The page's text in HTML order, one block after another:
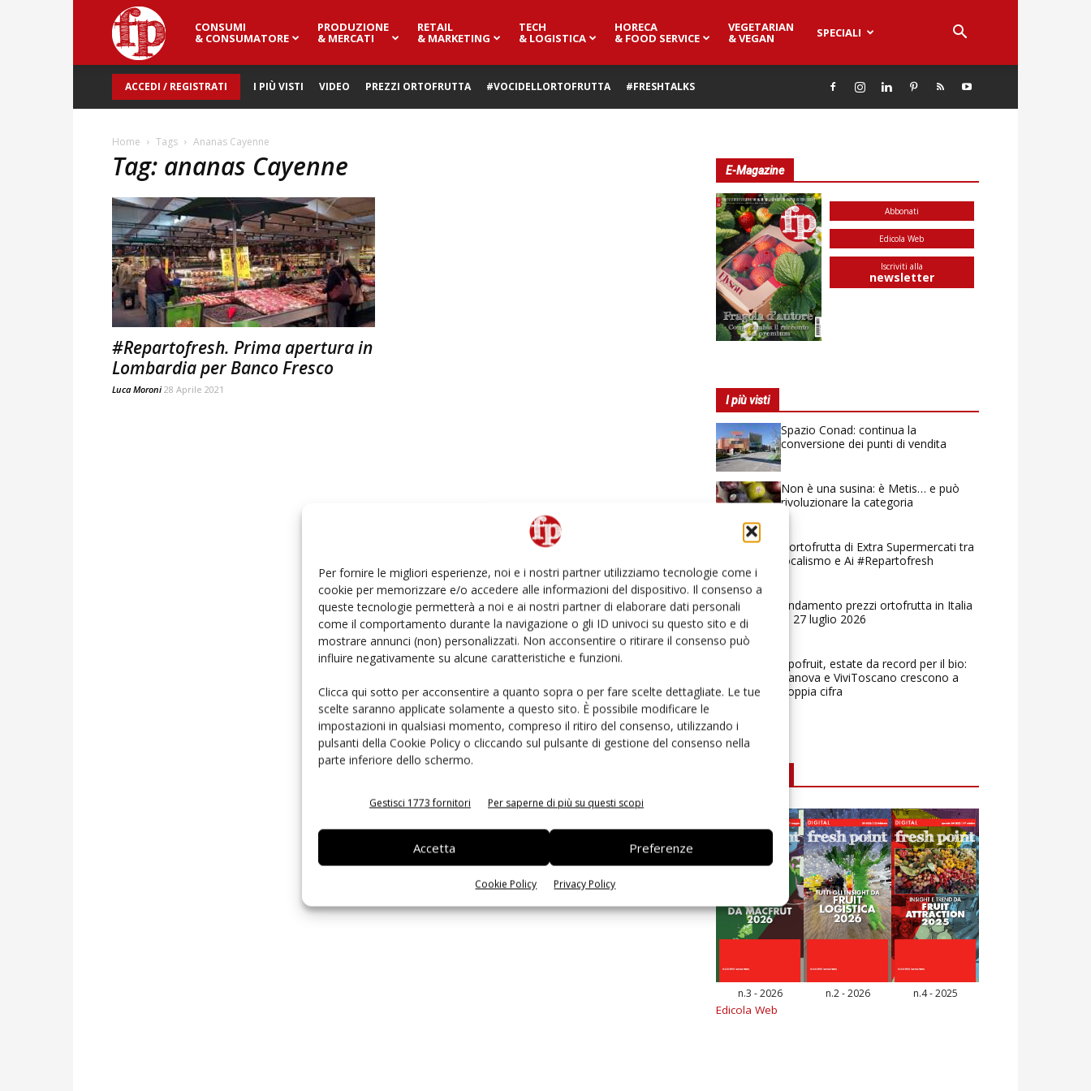
Per fornire le migliori esperienze, noi e i nostri partner utilizziamo tecnologie come i
cookie per memorizzare e/o accedere alle informazioni del dispositivo. Il consenso a
queste tecnologie permetterà a noi e ai nostri partner di elaborare dati personali
come il comportamento durante la navigazione o gli ID univoci su questo sito e di
mostrare annunci (non) personalizzati. Non acconsentire o ritirare il consenso può
influire negativamente su alcune caratteristiche e funzioni.
Clicca qui sotto per acconsentire a quanto sopra o per fare scelte dettagliate. Le tue
scelte saranno applicate solamente a questo sito. È possibile modificare le
impostazioni in qualsiasi momento, compreso il ritiro del consenso, utilizzando i
pulsanti della Cookie Policy o cliccando sul pulsante di gestione del consenso nella
parte inferiore dello schermo.
Gestisci 1773 fornitori Per saperne di più su questi scopi
Accetta Preferenze
Cookie Policy Privacy Policy
Fresh
Point
Magazine
CONSUMI
& CONSUMATORE
PRODUZIONE
& MERCATI
RETAIL
& MARKETING
TECH
& LOGISTICA
HORECA
& FOOD SERVICE
VEGETARIAN
& VEGAN SPECIALI
ACCEDI / REGISTRATI I PIÙ VISTI VIDEO PREZZI ORTOFRUTTA #VOCIDELLORTOFRUTTA #FRESHTALKS
Home Tags Ananas Cayenne
Tag: ananas Cayenne
#Repartofresh. Prima apertura in
Lombardia per Banco Fresco
Luca Moroni 28 Aprile 2021
E-Magazine
Abbonati
Edicola Web
Iscriviti alla
newsletter
I più visti
Spazio Conad: continua la
conversione dei punti di vendita
Non è una susina: è Metis… e può
rivoluzionare la categoria
L’ortofrutta di Extra Supermercati tra
localismo e Ai #Repartofresh
Andamento prezzi ortofrutta in Italia
al 27 luglio 2026
Apofruit, estate da record per il bio:
Canova e ViviToscano crescono a
doppia cifra
n.3 - 2026 n.2 - 2026 n.4 - 2025
Edicola Web